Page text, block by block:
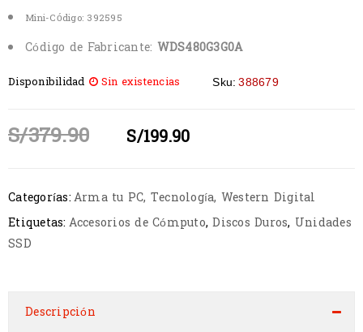
Mini-Código: 392595
Código de Fabricante: WDS480G3G0A
Disponibilidad Sin existencias Sku: 388679
S/379.90 S/199.90
Categorías:Arma tu PC, Tecnología, Western Digital
Etiquetas: Accesorios de Cómputo,Discos Duros, Unidades
SSD
Descripción